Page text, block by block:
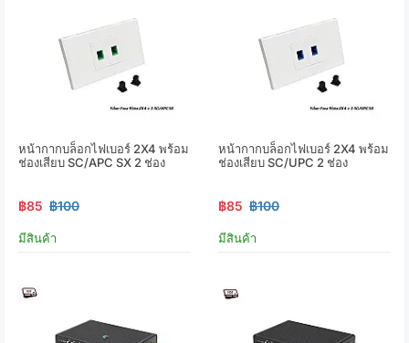
หน้ากากบล็อกไฟเบอร์ 2X4 พร้อม
ช่องเสียบ SC/APC SX 2 ช่อง
฿85 ฿100
มีสินค้า
หน้ากากบล็อกไฟเบอร์ 2X4 พร้อม
ช่องเสียบ SC/UPC 2 ช่อง
฿85 ฿100
มีสินค้า